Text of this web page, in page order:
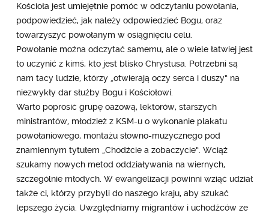
Kościoła jest umiejętnie pomóc w odczytaniu powołania,
podpowiedzieć, jak należy odpowiedzieć Bogu, oraz
towarzyszyć powołanym w osiągnięciu celu.
Powołanie można odczytać samemu, ale o wiele łatwiej jest
to uczynić z kimś, kto jest blisko Chrystusa. Potrzebni są
nam tacy ludzie, którzy „otwierają oczy serca i duszy” na
niezwykły dar służby Bogu i Kościołowi.
Warto poprosić grupę oazową, lektorów, starszych
ministrantów, młodzież z KSM-u o wykonanie plakatu
powołaniowego, montażu słowno-muzycznego pod
znamiennym tytułem „Chodźcie a zobaczycie”. Wciąż
szukamy nowych metod oddziaływania na wiernych,
szczególnie młodych. W ewangelizacji powinni wziąć udział
także ci, którzy przybyli do naszego kraju, aby szukać
lepszego życia. Uwzględniamy migrantów i uchodźców ze